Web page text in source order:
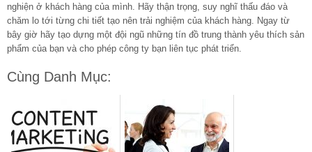
nghiện ở khách hàng của mình. Hãy thận trọng, suy nghĩ thấu đáo và
chăm lo tới từng chi tiết tạo nên trải nghiệm của khách hàng. Ngay từ
bây giờ hãy tạo dựng một đội ngũ những tín đồ trung thành yêu thích sản
phẩm của bạn và cho phép công ty bạn liên tục phát triển.
Cùng Danh Mục: